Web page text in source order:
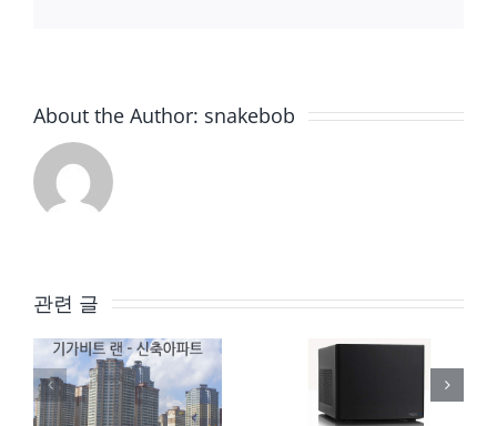
About the Author: snakebob
관련 글